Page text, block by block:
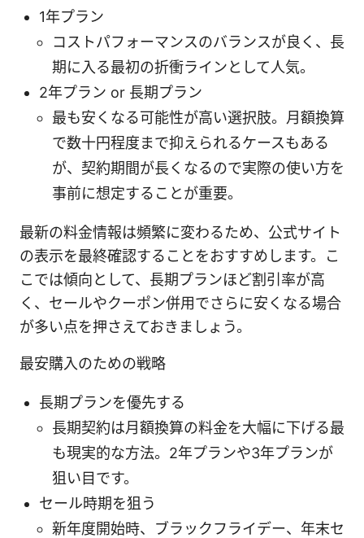
1年プラン
コストパフォーマンスのバランスが良く、長
期に入る最初の折衝ラインとして人気。
2年プラン or 長期プラン
最も安くなる可能性が高い選択肢。月額換算
で数十円程度まで抑えられるケースもある
が、契約期間が長くなるので実際の使い方を
事前に想定することが重要。
最新の料金情報は頻繁に変わるため、公式サイト
の表示を最終確認することをおすすめします。こ
こでは傾向として、長期プランほど割引率が高
く、セールやクーポン併用でさらに安くなる場合
が多い点を押さえておきましょう。
最安購入のための戦略
長期プランを優先する
長期契約は月額換算の料金を大幅に下げる最
も現実的な方法。2年プランや3年プランが
狙い目です。
セール時期を狙う
新年度開始時、ブラックフライデー、年末セ